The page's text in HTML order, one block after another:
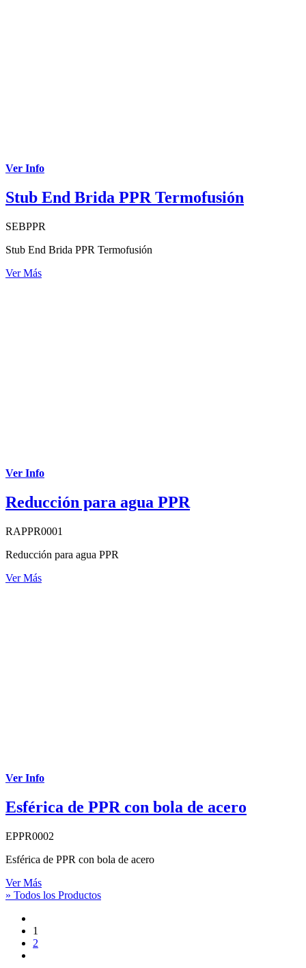
Ver Info
Stub End Brida PPR Termofusión
SEBPPR
Stub End Brida PPR Termofusión
Ver Más
Ver Info
Reducción para agua PPR
RAPPR0001
Reducción para agua PPR
Ver Más
Ver Info
Esférica de PPR con bola de acero
EPPR0002
Esférica de PPR con bola de acero
Ver Más
» Todos los Productos
1
2